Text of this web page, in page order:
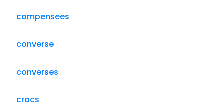
compensees
converse
converses
crocs